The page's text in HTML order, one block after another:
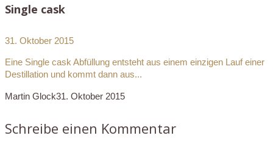
Single cask
31. Oktober 2015
Eine Single cask Abfüllung entsteht aus einem einzigen Lauf einer
Destillation und kommt dann aus...
Martin Glock31. Oktober 2015
Schreibe einen Kommentar